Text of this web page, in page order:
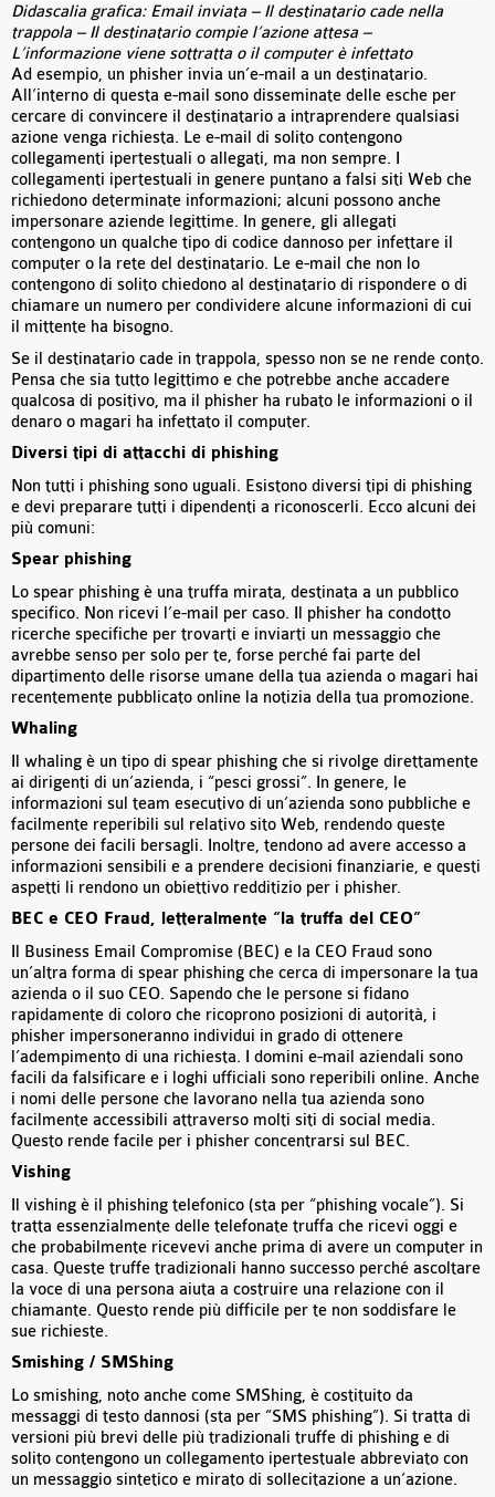
Didascalia grafica: Email inviata – Il destinatario cade nella
trappola – Il destinatario compie l’azione attesa –
L’informazione viene sottratta o il computer è infettato
Ad esempio, un phisher invia un’e-mail a un destinatario.
All’interno di questa e-mail sono disseminate delle esche per
cercare di convincere il destinatario a intraprendere qualsiasi
azione venga richiesta. Le e-mail di solito contengono
collegamenti ipertestuali o allegati, ma non sempre. I
collegamenti ipertestuali in genere puntano a falsi siti Web che
richiedono determinate informazioni; alcuni possono anche
impersonare aziende legittime. In genere, gli allegati
contengono un qualche tipo di codice dannoso per infettare il
computer o la rete del destinatario. Le e-mail che non lo
contengono di solito chiedono al destinatario di rispondere o di
chiamare un numero per condividere alcune informazioni di cui
il mittente ha bisogno.
Se il destinatario cade in trappola, spesso non se ne rende conto.
Pensa che sia tutto legittimo e che potrebbe anche accadere
qualcosa di positivo, ma il phisher ha rubato le informazioni o il
denaro o magari ha infettato il computer.
Diversi tipi di attacchi di phishing
Non tutti i phishing sono uguali. Esistono diversi tipi di phishing
e devi preparare tutti i dipendenti a riconoscerli. Ecco alcuni dei
più comuni:
Spear phishing
Lo spear phishing è una truffa mirata, destinata a un pubblico
specifico. Non ricevi l’e-mail per caso. Il phisher ha condotto
ricerche specifiche per trovarti e inviarti un messaggio che
avrebbe senso per solo per te, forse perché fai parte del
dipartimento delle risorse umane della tua azienda o magari hai
recentemente pubblicato online la notizia della tua promozione.
Whaling
Il whaling è un tipo di spear phishing che si rivolge direttamente
ai dirigenti di un’azienda, i “pesci grossi”. In genere, le
informazioni sul team esecutivo di un’azienda sono pubbliche e
facilmente reperibili sul relativo sito Web, rendendo queste
persone dei facili bersagli. Inoltre, tendono ad avere accesso a
informazioni sensibili e a prendere decisioni finanziarie, e questi
aspetti li rendono un obiettivo redditizio per i phisher.
BEC e CEO Fraud, letteralmente “la truffa del CEO”
Il Business Email Compromise (BEC) e la CEO Fraud sono
un’altra forma di spear phishing che cerca di impersonare la tua
azienda o il suo CEO. Sapendo che le persone si fidano
rapidamente di coloro che ricoprono posizioni di autorità, i
phisher impersoneranno individui in grado di ottenere
l’adempimento di una richiesta. I domini e-mail aziendali sono
facili da falsificare e i loghi ufficiali sono reperibili online. Anche
i nomi delle persone che lavorano nella tua azienda sono
facilmente accessibili attraverso molti siti di social media.
Questo rende facile per i phisher concentrarsi sul BEC.
Vishing
Il vishing è il phishing telefonico (sta per “phishing vocale”). Si
tratta essenzialmente delle telefonate truffa che ricevi oggi e
che probabilmente ricevevi anche prima di avere un computer in
casa. Queste truffe tradizionali hanno successo perché ascoltare
la voce di una persona aiuta a costruire una relazione con il
chiamante. Questo rende più difficile per te non soddisfare le
sue richieste.
Smishing / SMShing
Lo smishing, noto anche come SMShing, è costituito da
messaggi di testo dannosi (sta per “SMS phishing”). Si tratta di
versioni più brevi delle più tradizionali truffe di phishing e di
solito contengono un collegamento ipertestuale abbreviato con
un messaggio sintetico e mirato di sollecitazione a un’azione.